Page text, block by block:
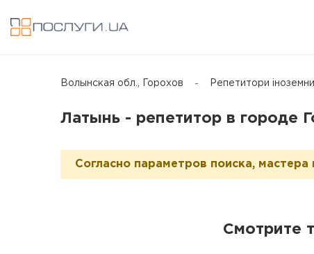
Волынская обл., Горохов Репетитори
Латынь - репетитор в городе
Согласно параметров поиска, мастера
Смотрите